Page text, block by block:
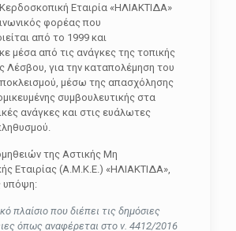
Εταιρία «ΗΛΙΑΚΤΙΔΑ»
φορέας που
από το 1999 και
μέσα από τις ανάγκες της τοπικής
Λέσβου, για την καταπολέμηση του
μέσω της απασχόλησης
συμβουλευτικής στα
ανάγκες και στις ευάλωτες
της Αστικής Μη
Εταιρίας (Α.Μ.Κ.Ε.) «ΗΛΙΑΚΤΙΔΑ»,
υπόψη:
πλαίσιο που διέπει τις δημόσιες
όπως αναφέρεται στο ν. 4412/2016